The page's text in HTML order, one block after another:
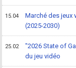
15.04
Marché des jeux
(2025-2030)
25.02
"2026 State of
du jeu vidéo